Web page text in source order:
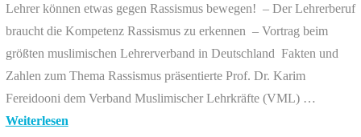
Lehrer können etwas gegen Rassismus bewegen! – Der Lehrerberuf
braucht die Kompetenz Rassismus zu erkennen – Vortrag beim
größten muslimischen Lehrerverband in Deutschland Fakten und
Zahlen zum Thema Rassismus präsentierte Prof. Dr. Karim
Fereidooni dem Verband Muslimischer Lehrkräfte (VML) …
Weiterlesen